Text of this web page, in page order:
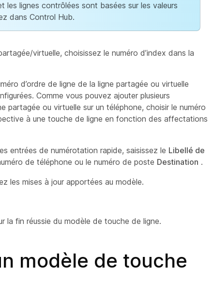
les lignes contrôlées sont basées sur les valeurs
dans Control Hub.
virtuelle, choisissez le numéro d’index dans la
d’ordre de ligne de la ligne partagée ou virtuelle
Comme vous pouvez ajouter plusieurs
partagée ou virtuelle sur un téléphone, choisir le numéro
à une touche de ligne en fonction des affectations
entrées de numérotation rapide, saisissez le Libellé de
de téléphone ou le numéro de poste Destination .
les mises à jour apportées au modèle.
la fin réussie du modèle de touche de ligne.
modèle de touche